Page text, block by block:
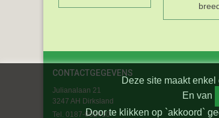
CONTACTGEGEVENS
Julianalaan 21
3247 AH Dirksland
Tel. 0187-602410
Deze site maakt
En van
Door te klikken op `akkoord`